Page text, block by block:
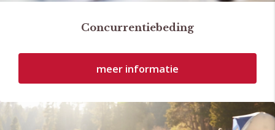
Concurrentiebeding
meer informatie